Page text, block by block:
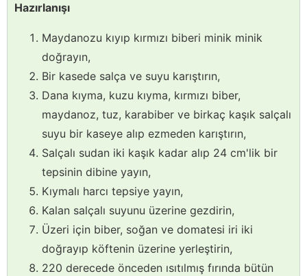
Hazırlanışı
Maydanozu kıyıp kırmızı biberi minik minik
doğrayın,
Bir kasede salça ve suyu karıştırın,
Dana kıyma, kuzu kıyma, kırmızı biber,
maydanoz, tuz, karabiber ve birkaç kaşık salçalı
suyu bir kaseye alıp ezmeden karıştırın,
Salçalı sudan iki kaşık kadar alıp 24 cm'lik bir
tepsinin dibine yayın,
Kıymalı harcı tepsiye yayın,
Kalan salçalı suyunu üzerine gezdirin,
Üzeri için biber, soğan ve domatesi iri iki
doğrayıp köftenin üzerine yerleştirin,
220 derecede önceden ısıtılmış fırında bütün